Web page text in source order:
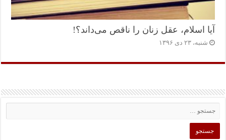
آیا اسلام، عقل زنان را ناقص می‌داند؟!
شنبه، ۲۳ دی ۱۳۹۶